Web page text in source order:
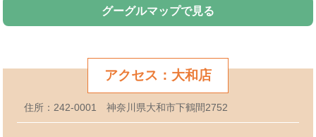
グーグルマップで見る
アクセス：大和店
住所：242-0001 神奈川県大和市下鶴間2752